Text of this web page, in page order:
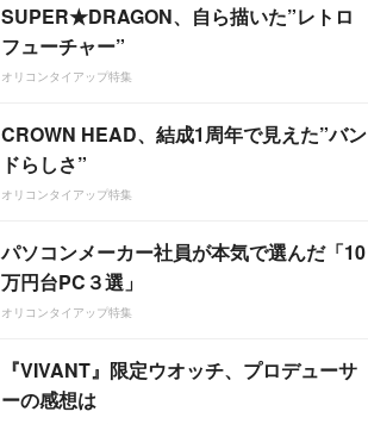
SUPER★DRAGON、自ら描いた”レトロ
フューチャー”
オリコンタイアップ特集
CROWN HEAD、結成1周年で見えた”バン
ドらしさ”
オリコンタイアップ特集
パソコンメーカー社員が本気で選んだ「10
万円台PC３選」
オリコンタイアップ特集
『VIVANT』限定ウオッチ、プロデューサ
ーの感想は